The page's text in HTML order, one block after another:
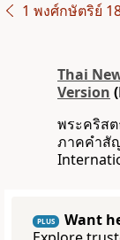
1 พงศ์กษัตริย์
Thai
Version
พระคริส
ภาคคำสั
PLUS
Want